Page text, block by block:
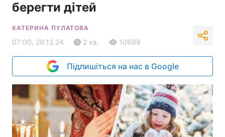
берегти дітей
КАТЕРИНА ПУЛАТОВА
07:00, 29.12.24 2 хв. 10699
Підпишіться на нас в Google